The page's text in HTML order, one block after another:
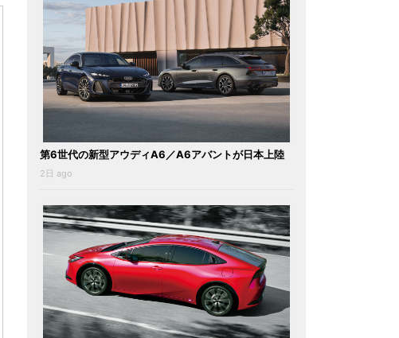
第6世代の新型アウディA6／A6アバントが日本上陸
2日 ago